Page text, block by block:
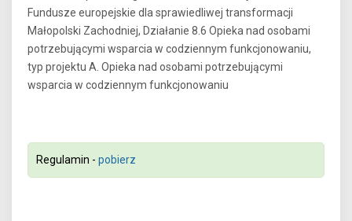
Fundusze europejskie dla sprawiedliwej transformacji
Małopolski Zachodniej, Działanie 8.6 Opieka nad osobami
potrzebującymi wsparcia w codziennym funkcjonowaniu,
typ projektu A. Opieka nad osobami potrzebującymi
wsparcia w codziennym funkcjonowaniu
Regulamin - pobierz